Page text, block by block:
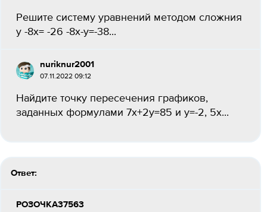
Решите систему уравнений методом сложния
у -8х= -26 -8х-у=-38...
nuriknur2001
07.11.2022 09:12
Найдите точку пересечения графиков,
заданных формулами 7x+2y=85 и y=-2, 5x...
Ответ:
РОЗОЧКА37563